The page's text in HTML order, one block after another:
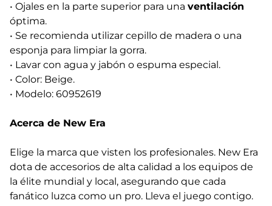
• Ojales en la parte superior para una ventilación
óptima.
• Se recomienda utilizar cepillo de madera o una
esponja para limpiar la gorra.
• Lavar con agua y jabón o espuma especial.
• Color: Beige.
• Modelo: 60952619
Acerca de New Era
Elige la marca que visten los profesionales. New Era
dota de accesorios de alta calidad a los equipos de
la élite mundial y local, asegurando que cada
fanático luzca como un pro. Lleva el juego contigo.